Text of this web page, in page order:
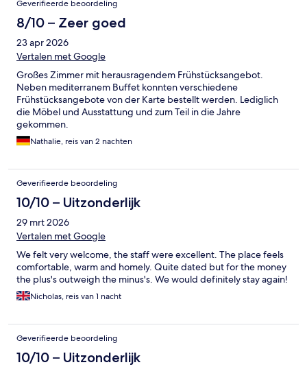
Geverifieerde beoordeling
8/10 – Zeer goed
23 apr 2026
Vertalen met Google
Großes Zimmer mit herausragendem Frühstücksangebot.
Neben mediterranem Buffet konnten verschiedene
Frühstücksangebote von der Karte bestellt werden. Lediglich
die Möbel und Ausstattung und zum Teil in die Jahre
gekommen.
Nathalie, reis van 2 nachten
Geverifieerde beoordeling
10/10 – Uitzonderlijk
29 mrt 2026
Vertalen met Google
We felt very welcome, the staff were excellent. The place feels
comfortable, warm and homely. Quite dated but for the money
the plus's outweigh the minus's. We would definitely stay again!
Nicholas, reis van 1 nacht
Geverifieerde beoordeling
10/10 – Uitzonderlijk